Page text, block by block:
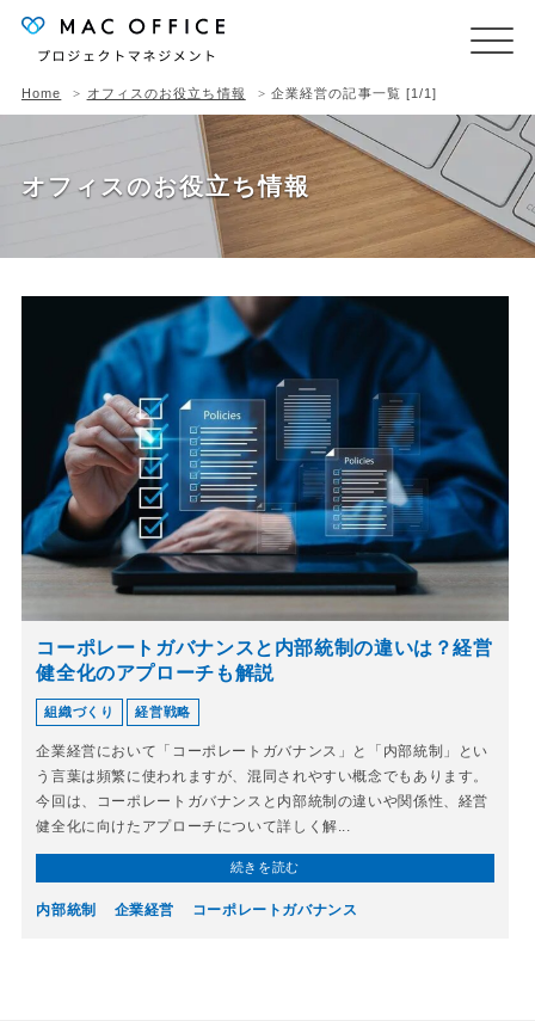
Home オフィスのお役立ち情報 企業経営の記事一覧 [1/1]
オフィスのお役立ち情報
コーポレートガバナンスと内部統制の違いは？経営
健全化のアプローチも解説
組織づくり 経営戦略
企業経営において「コーポレートガバナンス」と「内部統制」とい
う言葉は頻繁に使われますが、混同されやすい概念でもあります。
今回は、コーポレートガバナンスと内部統制の違いや関係性、経営
健全化に向けたアプローチについて詳しく解...
続きを読む
内部統制 企業経営 コーポレートガバナンス